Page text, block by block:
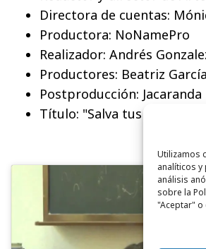
Utilizamos
analíticos
análisis
sobre la
"Aceptar"
Directora de cuentas:
Productora: NoNamePro
Realizador: Andrés
Productores: Beatriz
Postproducción: Jacaranda
Título: "Salva tus ahorros"